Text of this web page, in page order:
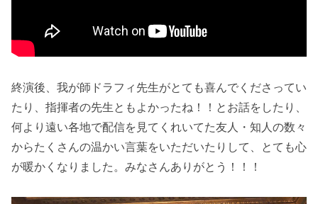
終演後、我が師ドラフィ先生がとても喜んでくださってい
たり、指揮者の先生ともよかったね！！とお話をしたり、
何より遠い各地で配信を見てくれいてた友人・知人の数々
からたくさんの温かい言葉をいただいたりして、とても心
が暖かくなりました。みなさんありがとう！！！